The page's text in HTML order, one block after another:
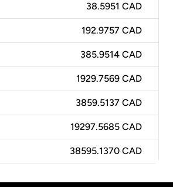
38.5951 CAD
192.9757 CAD
385.9514 CAD
1929.7569 CAD
3859.5137 CAD
19297.5685 CAD
38595.1370 CAD